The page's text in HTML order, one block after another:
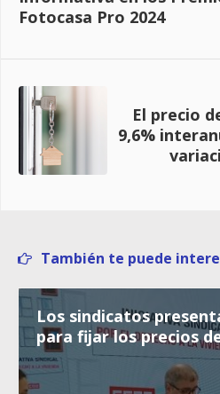
Fotocasa Pro 2024
El precio
9,6%
También te puede
Los sindicatos
para fijar los precios